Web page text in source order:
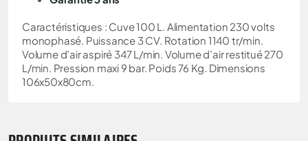
Caractéristiques : Cuve 100 L. Alimentation 230 volts
monophasé. Puissance 3 CV. Rotation 1140 tr/min.
Volume d’air aspiré 347 L/min. Volume d’air restitué 270
L/min. Pression maxi 9 bar. Poids 76 Kg. Dimensions
106x50x80cm.